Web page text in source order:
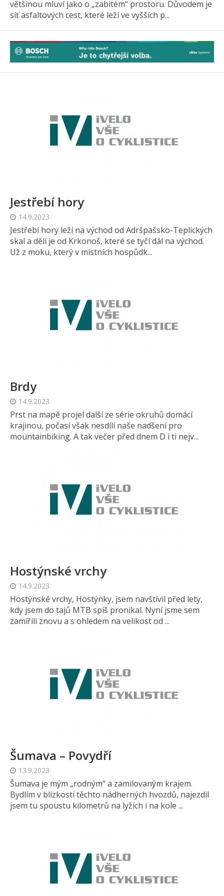
většinou mluví jako o „zabitém“ prostoru. Důvodem je
síť asfaltových cest, které leží ve vyšších p...
Jestřebí hory
14.9.2023
Jestřebí hory leží na východ od Adršpašsko-Teplických
skal a dělí je od Krkonoš, které se tyčí dál na východ.
Už z moku, který v místních hospůdk...
Brdy
14.9.2023
Prst na mapě projel další ze série okruhů domácí
krajinou, počasí však nesdílí naše nadšení pro
mountainbiking. A tak večer před dnem D i ti nejv...
Hostýnské vrchy
14.9.2023
Hostýnské vrchy, Hostýnky, jsem navštívil před lety,
kdy jsem do tajů MTB spíš pronikal. Nyní jsme sem
zamířili znovu a s ohledem na velikost od ...
Šumava – Povydří
13.9.2023
Šumava je mým „rodným“ a zamilovaným krajem.
Bydlím v blízkosti těchto nádherných hvozdů, najezdil
jsem tu spoustu kilometrů na lyžích i na kole ...